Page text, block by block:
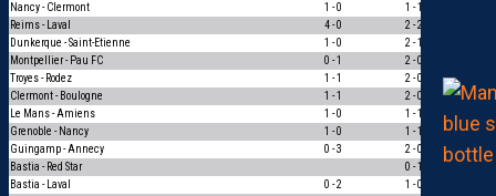
Nancy - Clermont
1 - 0 1 - 1
Reims - Laval
4 - 0 2 - 2
Dunkerque - Saint-Etienne
1 - 0 2 - 1
Montpellier - Pau FC
0 - 1 2 - 0
Troyes - Rodez
1 - 1 2 - 0
Clermont - Boulogne
1 - 1 2 - 0
0
Le Mans - Amiens
1 - 0 1 - 1
Grenoble - Nancy
1 - 0 1 - 1
0
Guingamp - Annecy
0 - 3 2 - 0
0
Bastia - Red Star
0 - 1
Bastia - Laval
0 - 2 1 - 0